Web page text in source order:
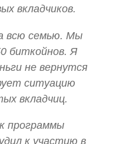
вкладчиков.
всю семью. Мы
биткойнов. Я
не вернутся
ситуацию
вкладчиц.
программы
к участию в